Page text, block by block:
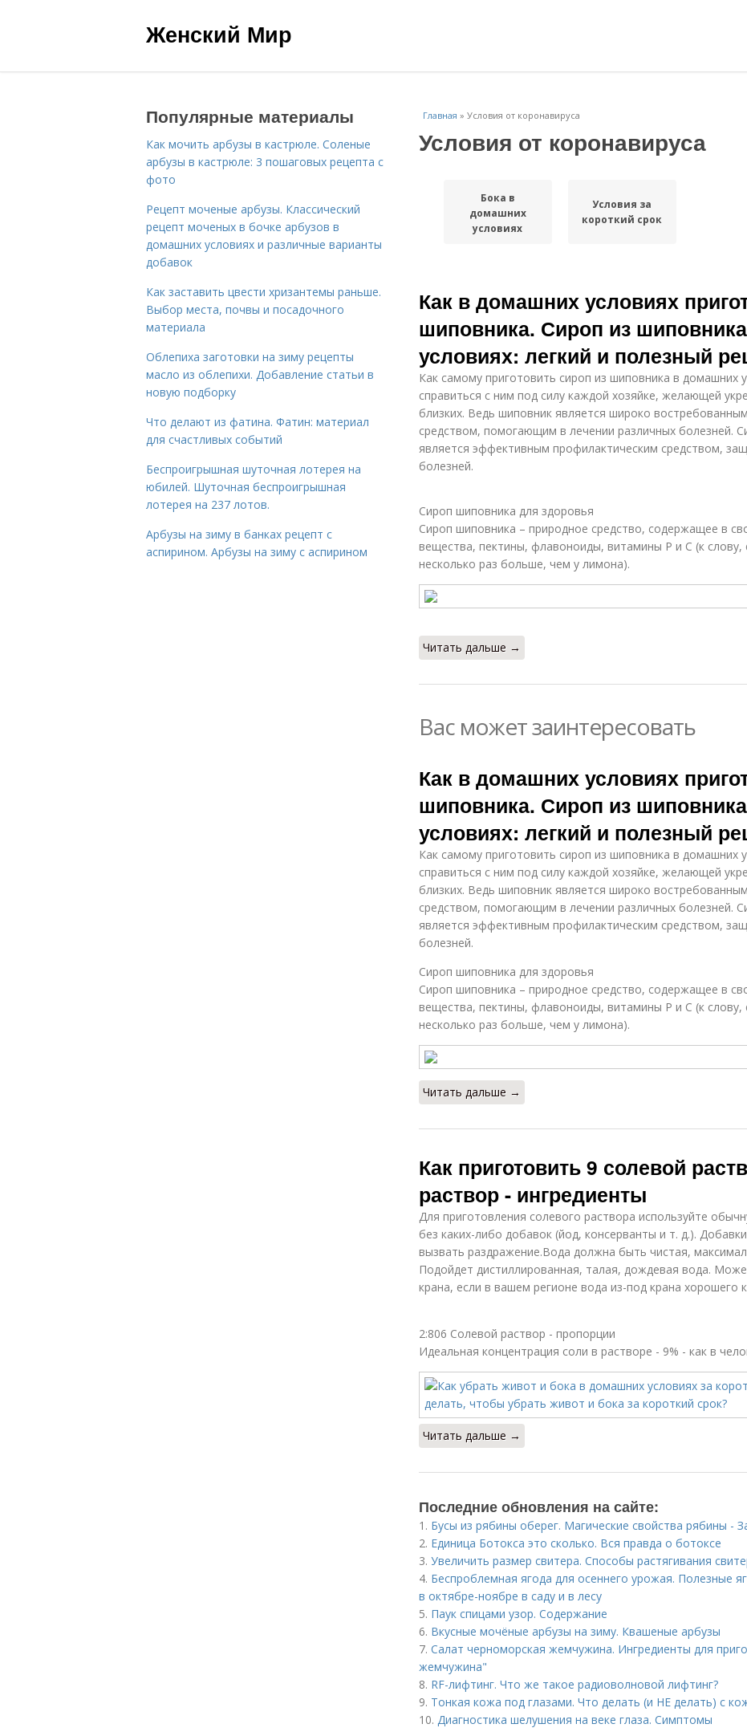
Женский Мир
Главная » Условия от коронавируса
Условия от коронавируса
Бока в
домашних
условиях
Условия за
короткий срок
Как в домашних условиях
шиповника. Сироп из
условиях: легкий и полезный
Как самому приготовить сироп из шиповника в домашних
справиться с ним под силу каждой хозяйке, желающей
близких. Ведь шиповник является широко
средством, помогающим в лечении различных болезней.
является эффективным профилактическим средством,
болезней.
Сироп шиповника для здоровья
Сироп шиповника – природное средство, содержащее в
вещества, пектины, флавоноиды, витамины Р и С (к
несколько раз больше, чем у лимона).
Читать дальше →
Вас может заинтересовать
Как в домашних условиях
шиповника. Сироп из
условиях: легкий и полезный
Как самому приготовить сироп из шиповника в домашних
справиться с ним под силу каждой хозяйке, желающей
близких. Ведь шиповник является широко
средством, помогающим в лечении различных болезней.
является эффективным профилактическим средством,
болезней.
Сироп шиповника для здоровья
Сироп шиповника – природное средство, содержащее в
вещества, пектины, флавоноиды, витамины Р и С (к
несколько раз больше, чем у лимона).
Читать дальше →
Как приготовить 9 солевой
раствор - ингредиенты
Для приготовления солевого раствора используйте
без каких-либо добавок (йод, консерванты и т. д.).
вызвать раздражение.Вода должна быть чистая,
Подойдет дистиллированная, талая, дождевая вода.
крана, если в вашем регионе вода из-под крана хорошего
2:806 Солевой раствор - пропорции
Идеальная концентрация соли в растворе - 9% - как в
Читать дальше →
Последние обновления на сайте:
1. Бусы из рябины оберег. Магические свойства рябины -
2. Единица Ботокса это сколько. Вся правда о ботоксе
3. Увеличить размер свитера. Способы растягивания
4. Беспроблемная ягода для осеннего урожая. Полезные
в октябре-ноябре в саду и в лесу
5. Паук спицами узор. Содержание
6. Вкусные мочёные арбузы на зиму. Квашеные арбузы
7. Салат черноморская жемчужина. Ингредиенты для
жемчужина"
8. RF-лифтинг. Что же такое радиоволновой лифтинг?
9. Тонкая кожа под глазами. Что делать (и НЕ делать) с
10. Диагностика шелушения на веке глаза. Симптомы
Популярные материалы
Как мочить арбузы в кастрюле. Соленые
арбузы в кастрюле: 3 пошаговых рецепта с
фото
Рецепт моченые арбузы. Классический
рецепт моченых в бочке арбузов в
домашних условиях и различные варианты
добавок
Как заставить цвести хризантемы раньше.
Выбор места, почвы и посадочного
материала
Облепиха заготовки на зиму рецепты
масло из облепихи. Добавление статьи в
новую подборку
Что делают из фатина. Фатин: материал
для счастливых событий
Беспроигрышная шуточная лотерея на
юбилей. Шуточная беспроигрышная
лотерея на 237 лотов.
Арбузы на зиму в банках рецепт с
аспирином. Арбузы на зиму с аспирином